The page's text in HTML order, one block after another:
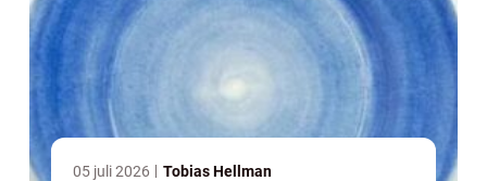
05 juli 2026 Tobias Hellman